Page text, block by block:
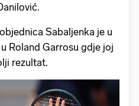
Sabaljenka je u
Roland Garrosu gdje joj
rezultat.